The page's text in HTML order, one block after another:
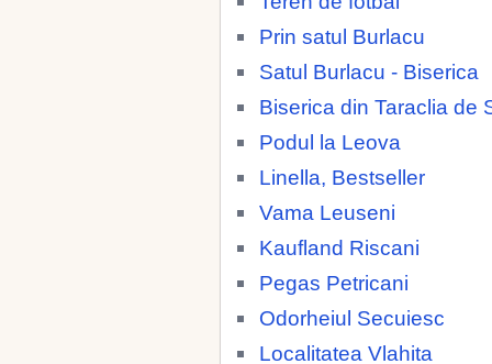
Prin satul Burlacu
Satul Burlacu - Biserica
Biserica din Taraclia de
Podul la Leova
Linella, Bestseller
Vama Leuseni
Kaufland Riscani
Pegas Petricani
Odorheiul Secuiesc
Localitatea Vlahita